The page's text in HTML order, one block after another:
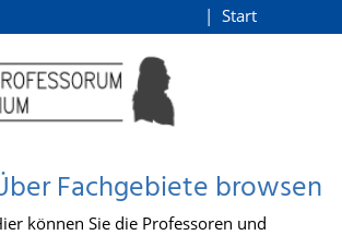
Start
Fachgebiete browsen
können Sie die Professoren und